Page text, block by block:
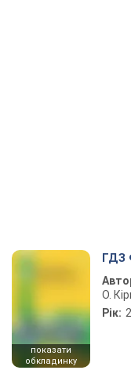
показати
обкладинку
ГДЗ
О.
Рік: